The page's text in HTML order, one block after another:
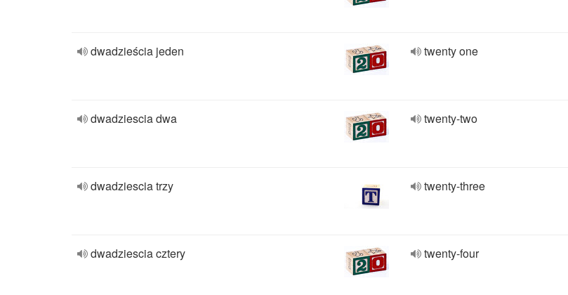
dwadzieścia jeden twenty one
dwadziescia dwa twenty-two
dwadziescia trzy twenty-three
dwadziescia cztery twenty-four